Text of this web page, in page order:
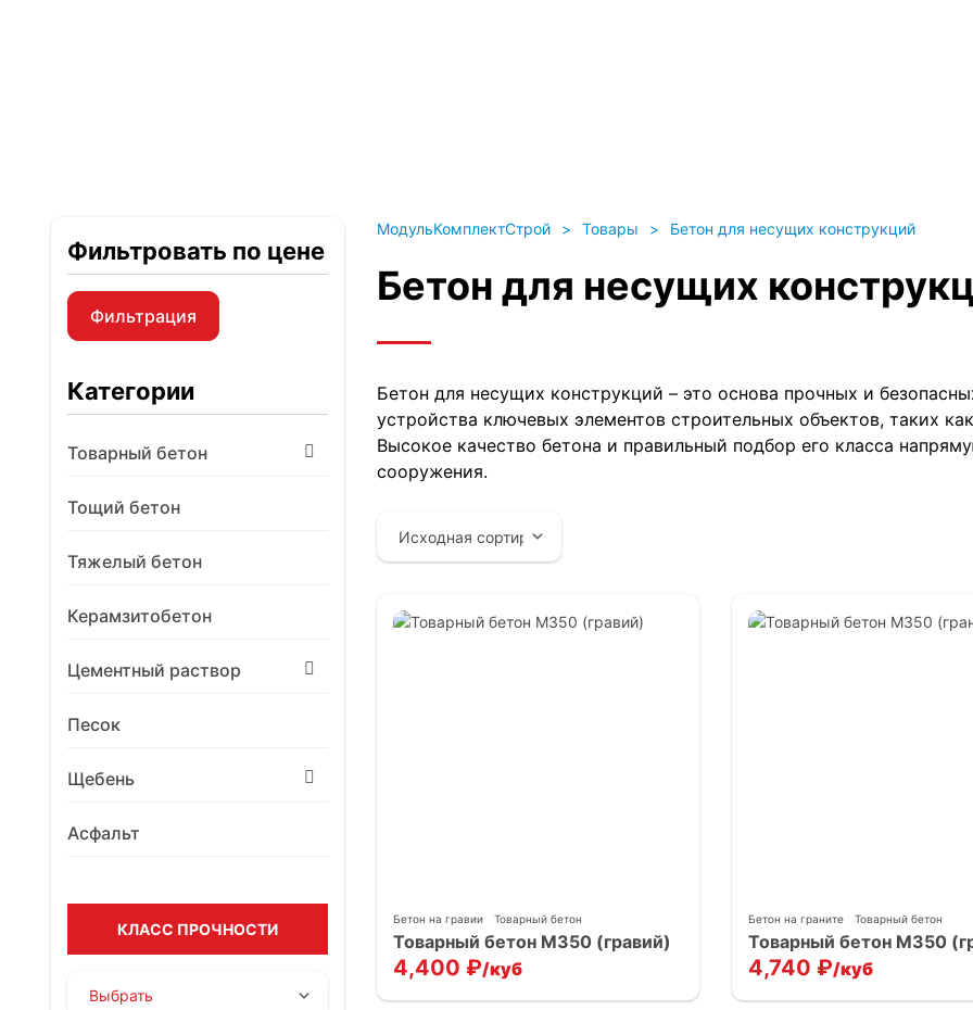
МодульКомплектСтрой > Товары > Бетон для несущих конструкций
Бетон для несущих
Бетон для несущих конструкций – это основа прочных и
устройства ключевых элементов строительных объектов, таких
Высокое качество бетона и правильный подбор его класса
сооружения.
Бетон на гравии Товарный бетон
Товарный бетон М350 (гравий)
4,400 ₽/куб
Бетон на граните Товарный бетон
Товарный бетон М350
4,740 ₽/куб
Фильтровать по цене
Фильтрация
Категории
Товарный бетон
Тощий бетон
Тяжелый бетон
Керамзитобетон
Цементный раствор
Песок
Щебень
Асфальт
КЛАСС ПРОЧНОСТИ